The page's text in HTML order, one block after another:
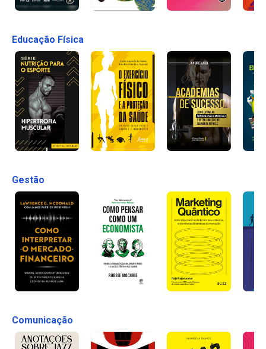
Educação Física
Gestão
Comunicação